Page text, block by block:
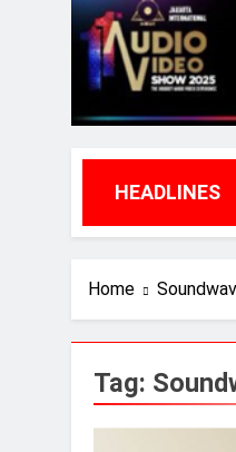
HEADLINES
Home
Tag: